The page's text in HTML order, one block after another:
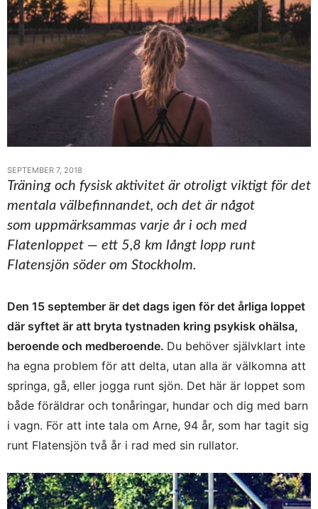
SEPTEMBER 7, 2018
Träning och fysisk aktivitet är otroligt viktigt för det
mentala välbefinnandet, och det är något
som uppmärksammas varje år i och med
Flatenloppet — ett 5,8 km långt lopp runt
Flatensjön söder om Stockholm.
Den 15 september är det dags igen för det årliga loppet
där syftet är att bryta tystnaden kring psykisk ohälsa,
beroende och medberoende. Du behöver självklart inte
ha egna problem för att delta, utan alla är välkomna att
springa, gå, eller jogga runt sjön. Det här är loppet som
både föräldrar och tonåringar, hundar och dig med barn
i vagn. För att inte tala om Arne, 94 år, som har tagit sig
runt Flatensjön två år i rad med sin rullator.